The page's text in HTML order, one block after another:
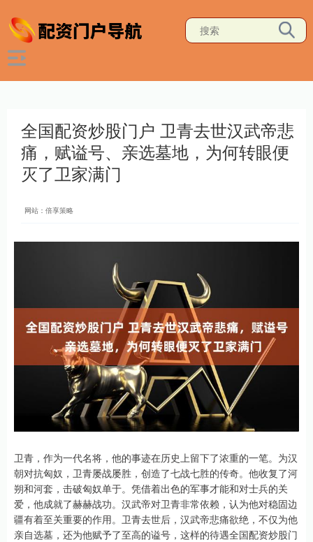
全国配资炒股门户 卫青去世汉武帝悲
痛，赋谥号、亲选墓地，为何转眼便
灭了卫家满门
网站：倍享策略
卫青，作为一代名将，他的事迹在历史上留下了浓重的一笔。为汉
朝对抗匈奴，卫青屡战屡胜，创造了七战七胜的传奇。他收复了河
朔和河套，击破匈奴单于。凭借着出色的军事才能和对士兵的关
爱，他成就了赫赫战功。汉武帝对卫青非常依赖，认为他对稳固边
疆有着至关重要的作用。卫青去世后，汉武帝悲痛欲绝，不仅为他
亲自选墓，还为他赋予了至高的谥号，这样的待遇全国配资炒股门